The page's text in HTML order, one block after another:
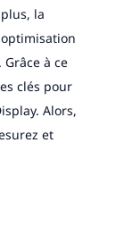
la
à ce
clés pour
Alors,
et